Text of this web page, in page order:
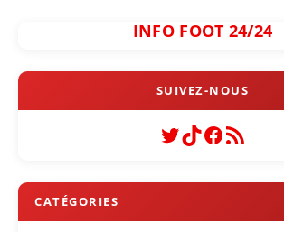
INFO FOOT 24/24
Twitter
TikTok
Facebook
Flux RSS